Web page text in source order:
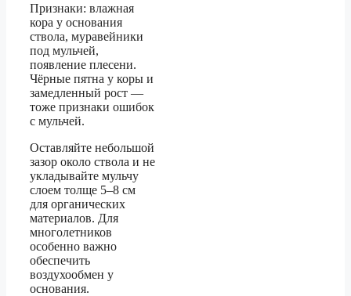
Признаки: влажная
кора у основания
ствола, муравейники
под мульчей,
появление плесени.
Чёрные пятна у коры и
замедленный рост —
тоже признаки ошибок
с мульчей.
Оставляйте небольшой
зазор около ствола и не
укладывайте мульчу
слоем толще 5–8 см
для органических
материалов. Для
многолетников
особенно важно
обеспечить
воздухообмен у
основания.